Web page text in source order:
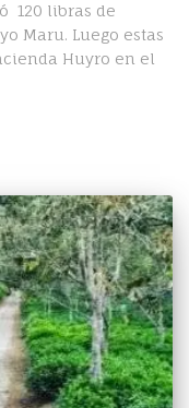
120 libras de
Maru. Luego estas
Huyro en el